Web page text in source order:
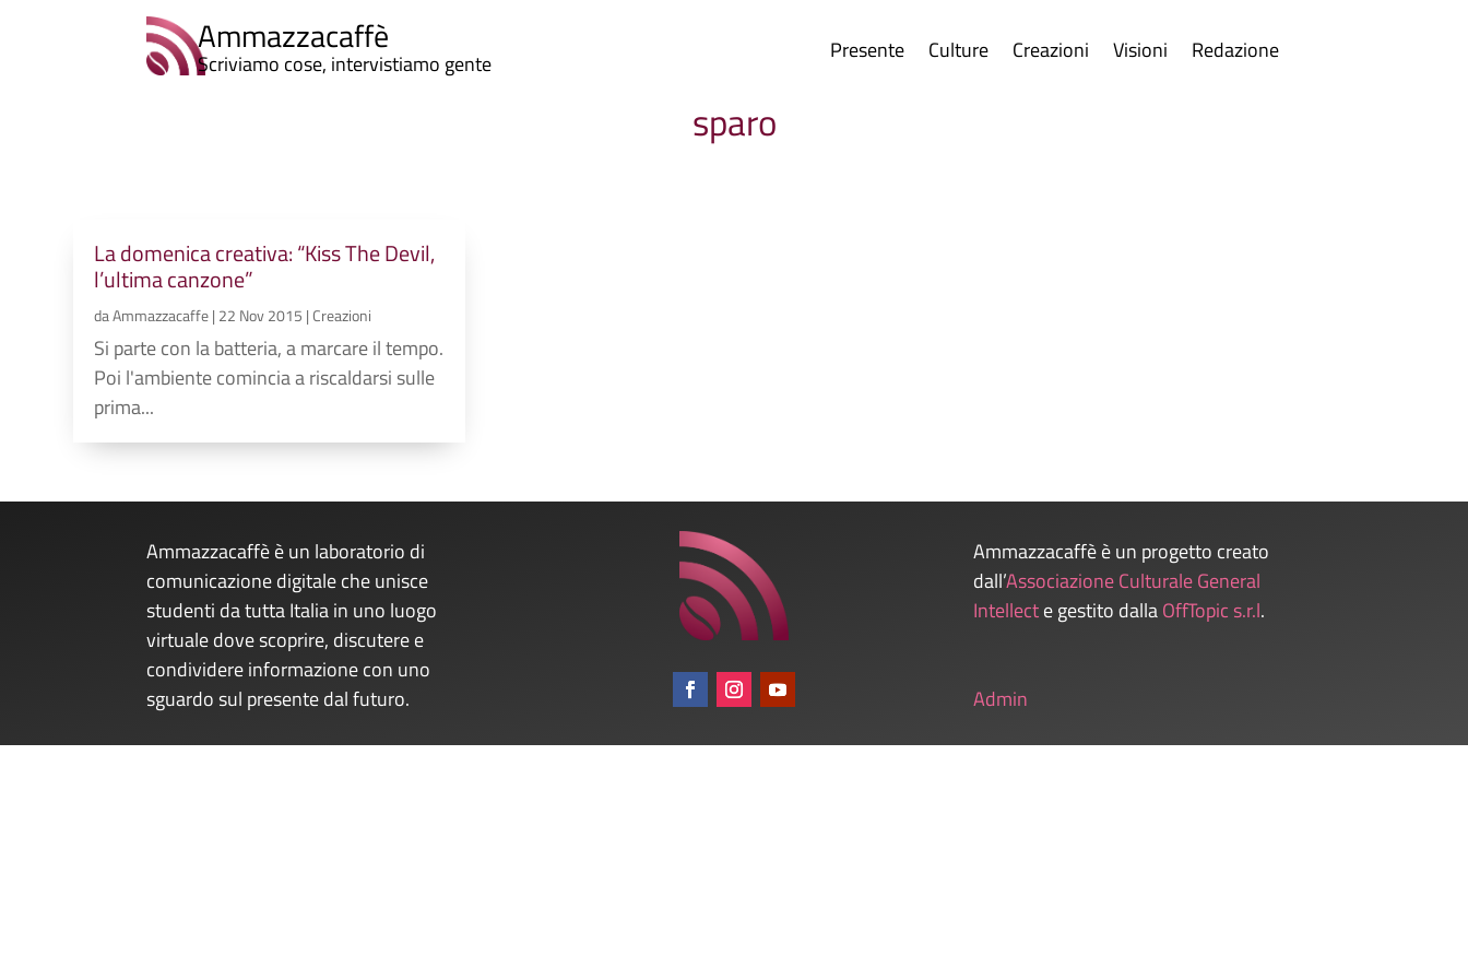
Ammazzacaffè
Scriviamo cose, intervistiamo gente Presente Culture Creazioni Visioni Redazione
sparo
La domenica creativa: “Kiss The Devil,
l’ultima canzone”
daAmmazzacaffe| 22 Nov 2015 |Creazioni
Si parte con la batteria, a marcare il tempo.
Poi l'ambiente comincia a riscaldarsi sulle
prima...
Ammazzacaffè è un laboratorio di
comunicazione digitale che unisce
studenti da tutta Italia in uno luogo
virtuale dove scoprire, discutere e
condividere informazione con uno
sguardo sul presente dal futuro.
Ammazzacaffè è un progetto creato
dall’Associazione Culturale General
Intellecte gestito dallaOffTopic s.r.l.
Admin